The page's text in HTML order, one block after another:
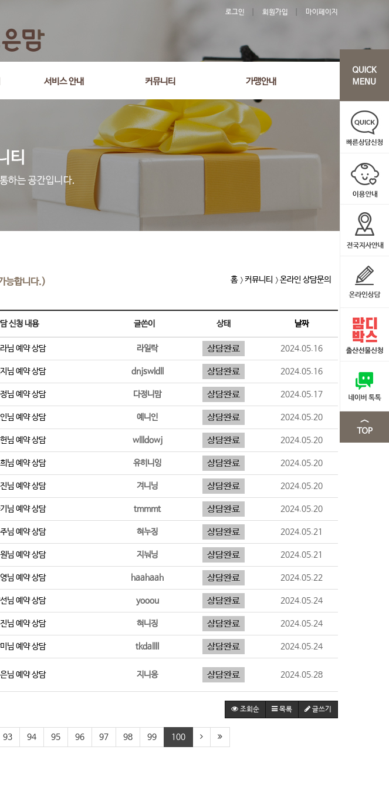
로그인 회원가입 마이페이지
서비스 안내 커뮤니티 가맹안내
능합니다.) 홈 커뮤니티 온라인 상담문의
신청 내용 글쓴이 상태 날짜
님 예약 상담 라일락 2024.05.16
님 예약 상담 dnjswldll 2024.05.16
님 예약 상담 다정니맘 2024.05.17
님 예약 상담 예니인 2024.05.20
님 예약 상담 wllldowj 2024.05.20
님 예약 상담 유히니잉 2024.05.20
님 예약 상담 겨니닝 2024.05.20
님 예약 상담 tmmmt 2024.05.20
님 예약 상담 혀누징 2024.05.21
님 예약 상담 지눠닝 2024.05.21
님 예약 상담 haahaah 2024.05.22
님 예약 상담 yooou 2024.05.24
님 예약 상담 혀니징 2024.05.24
님 예약 상담 tkdallll 2024.05.24
님 예약 상담 지니응 2024.05.28
조회순 목록 글쓰기
93 94 95 96 97 98 99 100